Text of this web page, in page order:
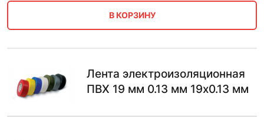
В КОРЗИНУ
Лента электроизоляционная
ПВХ 19 мм 0.13 мм 19х0.13 мм